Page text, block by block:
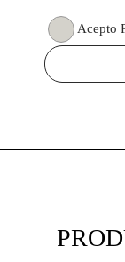
Acepto